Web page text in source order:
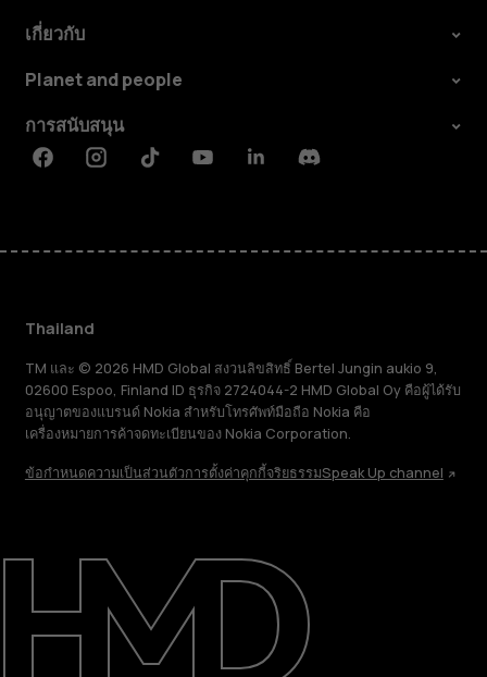
เกี่ยวกับ
ซ่อมแซม ใช้ซ้ำ รีไซเคิล
การสนับสนุน
เกี่ยวกับ
Planet and people
การสนับสนุน
FacebookInstagramTiktokYoutubeLinkedinDiscord
Thailand
TM และ © 2026 HMD Global สงวนลิขสิทธิ์ Bertel Jungin aukio 9,
02600 Espoo, Finland ID ธุรกิจ 2724044-2 HMD Global Oy คือผู้ได้รับ
อนุญาตของแบรนด์ Nokia สำหรับโทรศัพท์มือถือ Nokia คือ
เครื่องหมายการค้าจดทะเบียนของ Nokia Corporation.
ข้อกำหนดความเป็นส่วนตัวการตั้งค่าคุกกี้จริยธรรมSpeak Up channel